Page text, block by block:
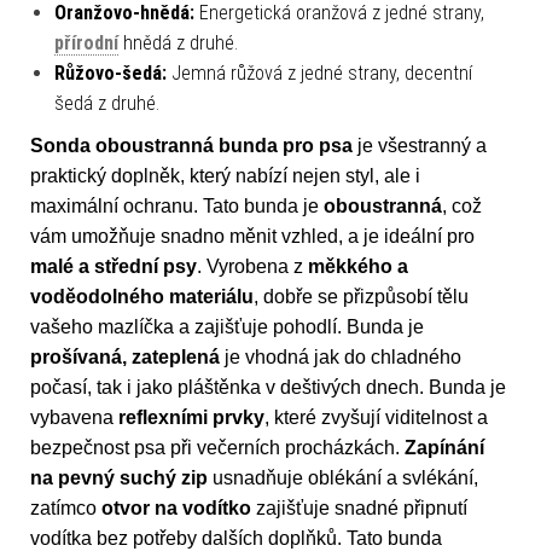
Oranžovo-hnědá: Energetická oranžová z jedné strany,
přírodníhnědá z druhé.
Růžovo-šedá: Jemná růžová z jedné strany, decentní
šedá z druhé.
Sonda oboustranná bunda pro psa je všestranný a
praktický doplněk, který nabízí nejen styl, ale i
maximální ochranu. Tato bunda je oboustranná, což
vám umožňuje snadno měnit vzhled, a je ideální pro
malé a střední psy. Vyrobena z měkkého a
voděodolného materiálu, dobře se přizpůsobí tělu
vašeho mazlíčka a zajišťuje pohodlí. Bunda je
prošívaná, zateplená je vhodná jak do chladného
počasí, tak i jako pláštěnka v deštivých dnech. Bunda je
vybavena reflexními prvky, které zvyšují viditelnost a
bezpečnost psa při večerních procházkách. Zapínání
na pevný suchý zip usnadňuje oblékání a svlékání,
zatímco otvor na vodítko zajišťuje snadné připnutí
vodítka bez potřeby dalších doplňků. Tato bunda